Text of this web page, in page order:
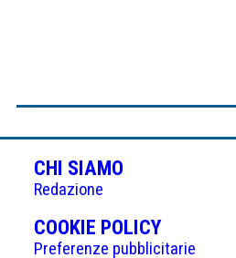
CHI SIAMO
Redazione
COOKIE POLICY(APRE
IN
Preferenze pubblicitarie